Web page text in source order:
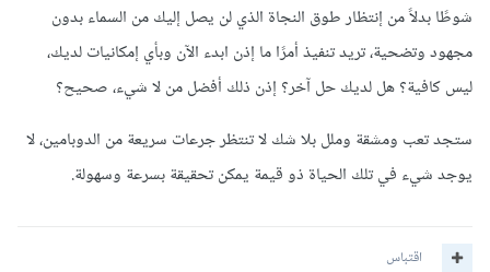
شوطًا بدلاً من إنتظار طوق النجاة الذي لن يصل إليك من السماء بدون
مجهود وتضحية، تريد تنفيذ أمرًا ما إذن ابدء الآن وبأي إمكانيات لديك،
ليس كافية؟ هل لديك حل آخر؟ إذن ذلك أفضل من لا شيء، صحيح؟
ستجد تعب ومشقة وملل بلا شك لا تنتظر جرعات سريعة من الدوبامين، لا
يوجد شيء في تلك الحياة ذو قيمة يمكن تحقيقة بسرعة وسهولة.
اقتباس